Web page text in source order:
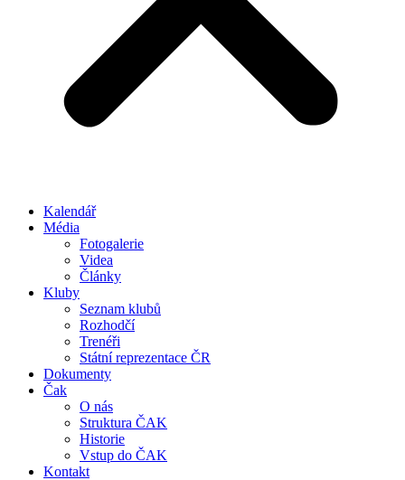
Kalendář
Média
Fotogalerie
Videa
Články
Kluby
Seznam klubů
Rozhodčí
Trenéři
Státní reprezentace ČR
Dokumenty
Čak
O nás
Struktura ČAK
Historie
Vstup do ČAK
Kontakt